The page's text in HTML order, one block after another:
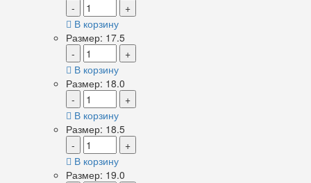
-
+
В корзину
Размер: 17.5
-
+
В корзину
Размер: 18.0
-
+
В корзину
Размер: 18.5
-
+
В корзину
Размер: 19.0